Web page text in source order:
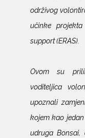
održivog
učinke
support (ERAS).
Ovom su
voditeljica
upoznali
kojem kao
udruga